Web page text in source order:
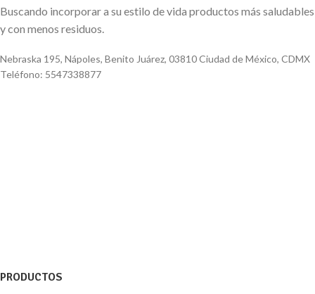
Buscando incorporar a su estilo de vida productos más saludables
y con menos residuos.
Nebraska 195, Nápoles, Benito Juárez, 03810 Ciudad de México, CDMX
Teléfono: 5547338877
PRODUCTOS